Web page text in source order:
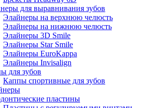
для выравнивания зубов
Элайнеры на верхнюю челюсть
Элайнеры на нижнюю челюсть
Элайнеры 3D Smile
Элайнеры Star Smile
Элайнеры EuroKappa
Элайнеры Invisalign
для зубов
Каппы спортивные для зубов
пластины